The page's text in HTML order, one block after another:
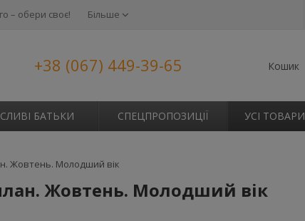
– обери своє! Більше
+38 (067) 449-39-65 Кошик
БАТЬКИ СПЕЦПРОПОЗИЦІЇ УСІ ТОВАРИ
Жовтень. Молодший вік
Жовтень. Молодший вік